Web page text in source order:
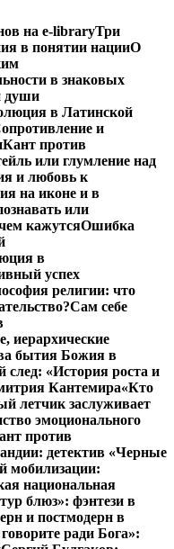
на e-libraryТри
в понятии нацииО
в знаковых
души
в Латинской
и
Кант против
или глумление над
и любовь к
на иконе и в
или
кажутсяОшибка
в
успех
религии: что
Сам себе
иерархические
бытия Божия в
след: «История роста и
Кантемира«Кто
летчик заслуживает
эмоционального
против
детектив «Черные
мобилизации:
национальная
блюз»: фэнтези в
и постмодерн в
ради Бога»: